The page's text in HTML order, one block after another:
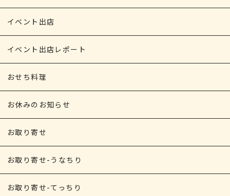
イベント出店
イベント出店レポート
おせち料理
お休みのお知らせ
お取り寄せ
お取り寄せ-うなちり
お取り寄せ-てっちり